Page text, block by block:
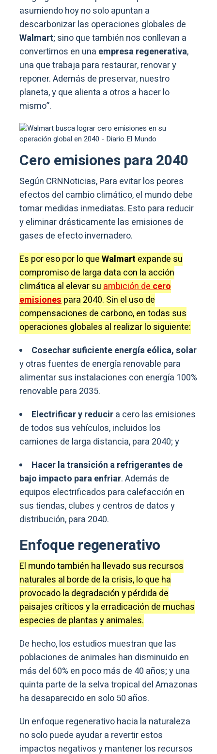
asumiendo hoy no solo apuntan a
descarbonizar las operaciones globales de
Walmart; sino que también nos conllevan a
convertirnos en una empresa regenerativa,
una que trabaja para restaurar, renovar y
reponer. Además de preservar, nuestro
planeta, y que alienta a otros a hacer lo
mismo”.
Cero emisiones para 2040
Según CRNNoticias, Para evitar los peores
efectos del cambio climático, el mundo debe
tomar medidas inmediatas. Esto para reducir
y eliminar drásticamente las emisiones de
gases de efecto invernadero.
Es por eso por lo queWalmart expande su
compromiso de larga data con la acción
climática al elevar suambición decero
emisionespara 2040. Sin el uso de
compensaciones de carbono, en todas sus
operaciones globales al realizar lo siguiente:
Cosechar suficiente energía eólica, solar
y otras fuentes de energía renovable para
alimentar sus instalaciones con energía 100%
renovable para 2035.
Electrificar y reducira cero las emisiones
de todos sus vehículos, incluidos los
camiones de larga distancia, para 2040; y
Hacer la transición a refrigerantes de
bajo impacto para enfriar. Además de
equipos electrificados para calefacción en
sus tiendas, clubes y centros de datos y
distribución, para 2040.
Enfoque regenerativo
El mundo también ha llevado sus recursos
naturales al borde de la crisis, lo que ha
provocado la degradación y pérdida de
paisajes críticos y la erradicación de muchas
especies de plantas y animales.
De hecho, los estudios muestran que las
poblaciones de animales han disminuido en
más del 60% en poco más de 40 años; y una
quinta parte de la selva tropical del Amazonas
ha desaparecido en solo 50 años.
Un enfoque regenerativo hacia la naturaleza
no solo puede ayudar a revertir estos
impactos negativos y mantener los recursos